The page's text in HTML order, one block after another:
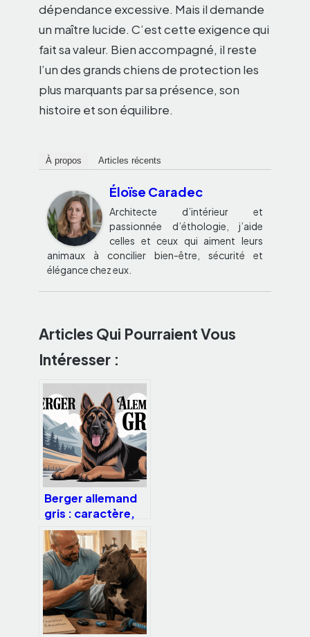
dépendance excessive. Mais il demande
un maître lucide. C’est cette exigence qui
fait sa valeur. Bien accompagné, il reste
l’un des grands chiens de protection les
plus marquants par sa présence, son
histoire et son équilibre.
À propos Articles récents
Éloïse Caradec
Architecte d’intérieur et
passionnée d’éthologie, j’aide
celles et ceux qui aiment leurs
animaux à concilier bien-être, sécurité et
élégance chez eux.
Articles Qui Pourraient Vous
Intéresser :
Berger allemand
gris : caractère,
couleurs et
conseils de
sélection